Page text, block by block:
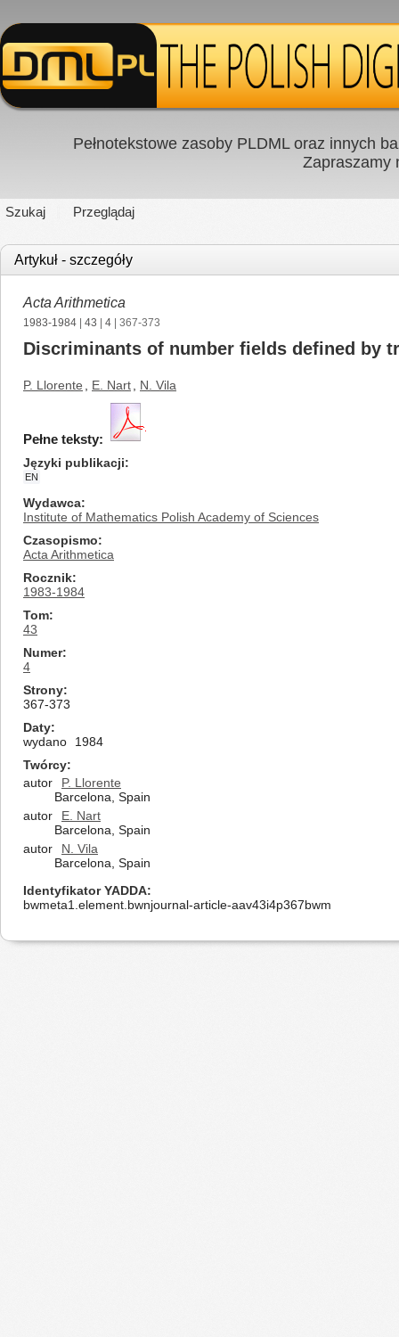
Pełnotekstowe zasoby PLDML oraz innych
Zapraszamy
Szukaj Przeglądaj
Artykuł - szczegóły
Acta Arithmetica
1983-1984 43 4 | 367-373
Discriminants of number fields defined by
P. Llorente E. Nart N. Vila
Pełne teksty:
Języki publikacji
EN
Wydawca
Institute of Mathematics Polish Academy of Sciences
Czasopismo
Acta Arithmetica
Rocznik
1983-1984
Tom
43
Numer
4
Strony
367-373
Daty
wydano
1984
Twórcy
autor
P. Llorente
Barcelona, Spain
autor
E. Nart
Barcelona, Spain
autor
N. Vila
Barcelona, Spain
Identyfikator YADDA
bwmeta1.element.bwnjournal-article-aav43i4p367bwm